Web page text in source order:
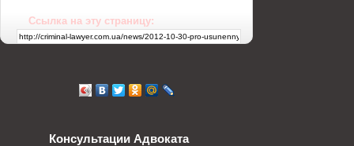
Ссылка на эту страницу:
Консультации Адвоката